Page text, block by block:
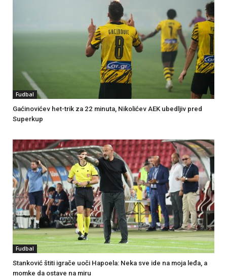
Fudbal
Gaćinovićev het-trik za 22 minuta, Nikolićev AEK ubedljiv pred
Superkup
Fudbal
Stanković štiti igrače uoči Hapoela: Neka sve ide na moja leđa, a
momke da ostave na miru